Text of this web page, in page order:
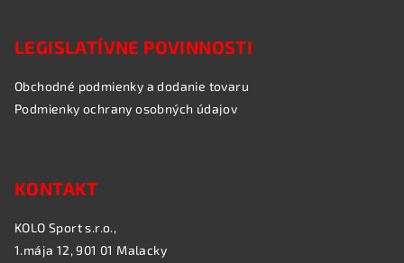
LEGISLATÍVNE POVINNOSTI
Obchodné podmienky a dodanie tovaru
Podmienky ochrany osobných údajov
KONTAKT
KOLO Sport s.r.o.,
1.mája 12, 901 01 Malacky